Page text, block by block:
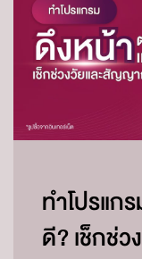
ทำโปรแก
ดี? เช็กช่